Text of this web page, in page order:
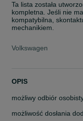
Ta lista została
kompletna. Jeśli nie
kompatybilna,
mechanikiem.
Volkswagen
OPIS
możliwy odbiór
możliwość dosłania